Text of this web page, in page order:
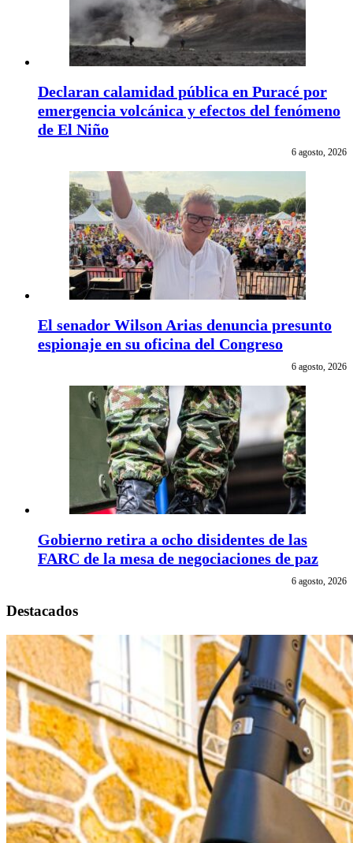
Declaran calamidad pública en Puracé por
emergencia volcánica y efectos del fenómeno
de El Niño
6 agosto, 2026
El senador Wilson Arias denuncia presunto
espionaje en su oficina del Congreso
6 agosto, 2026
Gobierno retira a ocho disidentes de las
FARC de la mesa de negociaciones de paz
6 agosto, 2026
Destacados